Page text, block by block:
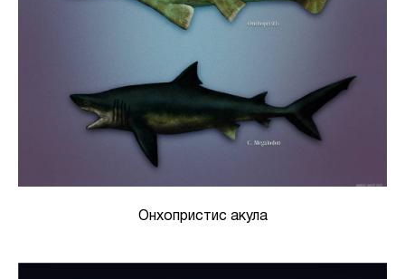
Онхопристис акула